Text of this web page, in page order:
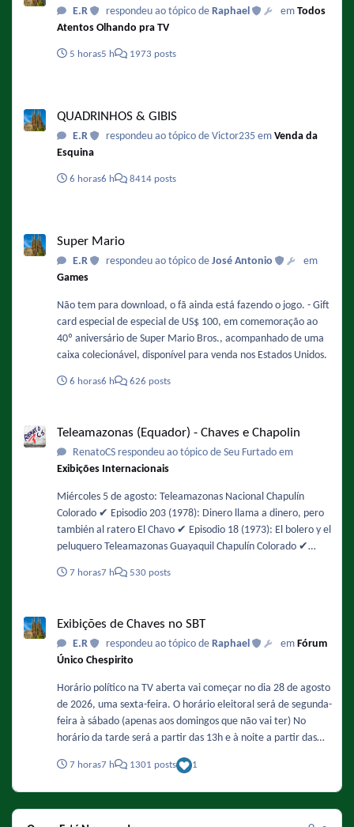
E.R respondeu ao tópico de Raphael emTodos
Atentos Olhando pra TV
5 horas5 h 1973 posts
QUADRINHOS & GIBIS
E.R respondeu ao tópico de Victor235 em Venda da
Esquina
6 horas6 h 8414 posts
Super Mario
E.R respondeu ao tópico de José Antonio
em
Games
Não tem para download, o fã ainda está fazendo o jogo. - Gift
card especial de especial de US$ 100, em comemoração ao
40º aniversário de Super Mario Bros., acompanhado de uma
caixa colecionável, disponível para venda nos Estados Unidos.
6 horas6 h 626 posts
Teleamazonas (Equador) - Chaves e Chapolin
RenatoCS respondeu ao tópico de Seu Furtado em
Exibições Internacionais
Miércoles 5 de agosto: Teleamazonas Nacional Chapulín
Colorado ✔️ Episodio 203 (1978): Dinero llama a dinero, pero
también al ratero El Chavo ✔️ Episodio 18 (1973): El bolero y el
peluquero Teleamazonas Guayaquil Chapulín Colorado ✔️
mismo chapulines con agua, que aguas con los chapulines! El
7 horas7 h 530 posts
Exibições de Chaves no SBT
E.R respondeu ao tópico de Raphael emFórum
Único Chespirito
Horário político na TV aberta vai começar no dia 28 de agosto
de 2026, uma sexta-feira. O horário eleitoral será de segunda-
feira à sábado (apenas aos domingos que não vai ter) No
horário da tarde será a partir das 13h e à noite a partir das
20h30. "Chaves" e "Clube do Chaves" serão afetados e
deverão ter a duração reduzida nesse período. Que isso não
7 horas7 h 1301 posts 1